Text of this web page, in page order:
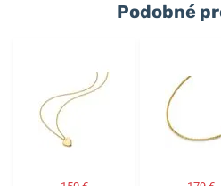
Podobné